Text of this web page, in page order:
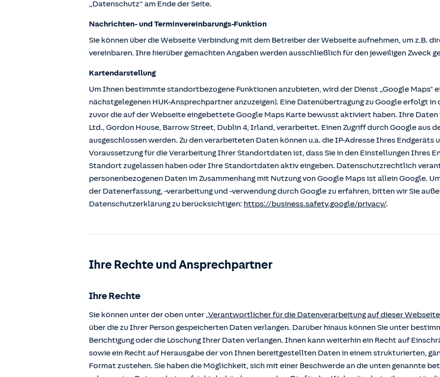
„Datenschutz“ am Ende der Seite.
Nachrichten- und Terminvereinbarungs-Funktion
Sie können über die Webseite Verbindung mit dem Betreiber der Webseite aufnehmen, um z.B.
vereinbaren. Ihre hierüber gemachten Angaben werden ausschließlich für den jeweiligen Zweck
Kartendarstellung
Um Ihnen bestimmte standortbezogene Funktionen anzubieten, wird der Dienst „Google Maps"
nächstgelegenen HUK-Ansprechpartner anzuzeigen). Eine Datenübertragung zu Google erfolgt in
zuvor die auf der Webseite eingebettete Google Maps Karte bewusst aktiviert haben. Ihre
Ltd., Gordon House, Barrow Street, Dublin 4, Irland, verarbeitet. Einen Zugriff durch Google aus
ausgeschlossen werden. Zu den verarbeiteten Daten können u.a. die IP-Adresse Ihres
Voraussetzung für die Verarbeitung Ihrer Standortdaten ist, dass Sie in den Einstellungen Ihres
Standort zugelassen haben oder Ihre Standortdaten aktiv eingeben. Datenschutzrechtlich
personenbezogenen Daten im Zusammenhang mit Nutzung von Google Maps ist allein Google.
der Datenerfassung, -verarbeitung und -verwendung durch Google zu erfahren, bitten wir Sie
Datenschutzerklärung zu berücksichtigen: https://business.safety.google/privacy/.
Ihre Rechte und Ansprechpartner
Ihre Rechte
Sie können unter der oben unter „Verantwortlicher für die Datenverarbeitung auf dieser
über die zu Ihrer Person gespeicherten Daten verlangen. Darüber hinaus können Sie unter
Berichtigung oder die Löschung Ihrer Daten verlangen. Ihnen kann weiterhin ein Recht auf
sowie ein Recht auf Herausgabe der von Ihnen bereitgestellten Daten in einem strukturierten,
Format zustehen. Sie haben die Möglichkeit, sich mit einer Beschwerde an die unten genannte